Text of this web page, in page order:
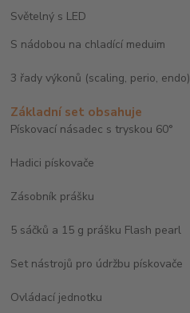
Světelný s LED
S nádobou na chladící meduim
3 řady výkonů (scaling, perio, endo)
Základní set obsahuje
Pískovací násadec s tryskou 60°
Hadici pískovače
Zásobník prášku
5 sáčků a 15 g prášku Flash pearl
Set nástrojů pro údržbu pískovače
Ovládací jednotku